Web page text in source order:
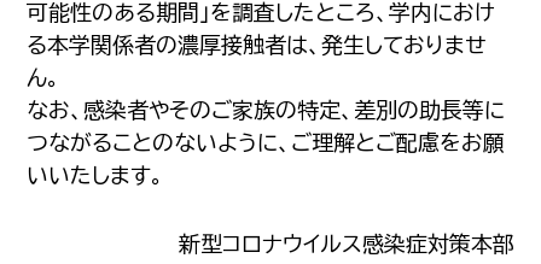
可能性のある期間」を調査したところ、学内におけ
る本学関係者の濃厚接触者は、発生しておりませ
ん。
なお、感染者やそのご家族の特定、差別の助長等に
つながることのないように、ご理解とご配慮をお願
いいたします。
新型コロナウイルス感染症対策本部